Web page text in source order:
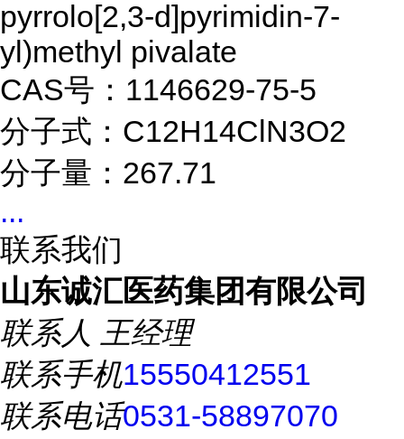
pyrrolo[2,3-d]pyrimidin-7-
yl)methyl pivalate
CAS号：1146629-75-5
分子式：C12H14ClN3O2
分子量：267.71
...
联系我们
山东诚汇医药集团有限公司
联系人 王经理
联系手机15550412551
联系电话0531-58897070